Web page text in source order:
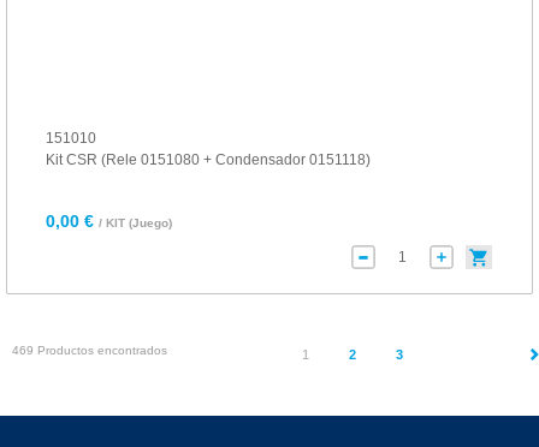
151010
Kit CSR (Rele 0151080 + Condensador 0151118)
0,00 € / KIT (Juego)
469 Productos encontrados 1 (current)
2 3